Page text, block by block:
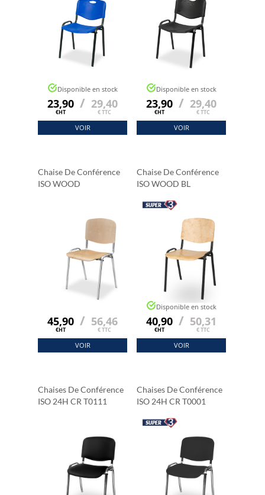
Disponible en stock
23,90
€HT
/ 29,40
€ TTC
VOIR
Disponible en stock
23,90
€HT
/ 29,40
€ TTC
VOIR
Chaise De Conférence
ISO WOOD
45,90
€HT
/ 56,46
€ TTC
VOIR
Chaise De Conférence
ISO WOOD BL
Disponible en stock
40,90
€HT
/ 50,31
€ TTC
VOIR
Chaises De Conférence
ISO 24H CR T0111
Chaises De Conférence
ISO 24H CR T0001